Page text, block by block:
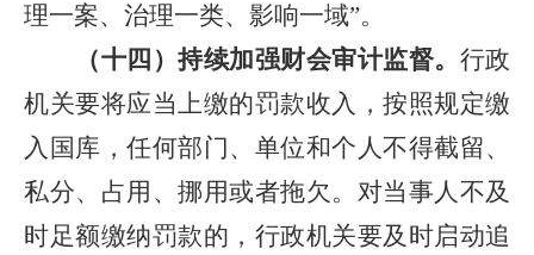
理一案、治理一类、影响一域”。
（十四）持续加强财会审计监督。 行政
机关要将应当上缴的罚款收入，按照规定缴
入国库，任何部门、单位和个人不得截留、
私分、占用、挪用或者拖欠。对当事人不及
时足额缴纳罚款的，行政机关要及时启动追